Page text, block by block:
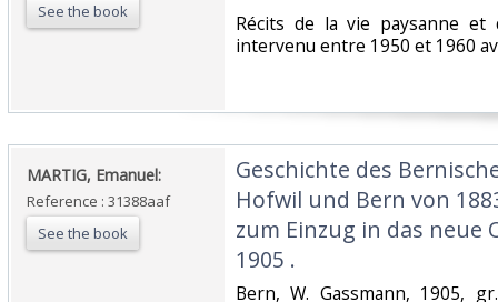
See the book
‎Récits de la vie paysanne et
intervenu entre 1950 et 1960
‎MARTIG, Emanuel:‎
Reference : 31388aaf
See the book
‎Geschichte des
Hofwil und Bern von
zum Einzug in das neue
1905 .‎
‎Bern, W. Gassmann, 1905,